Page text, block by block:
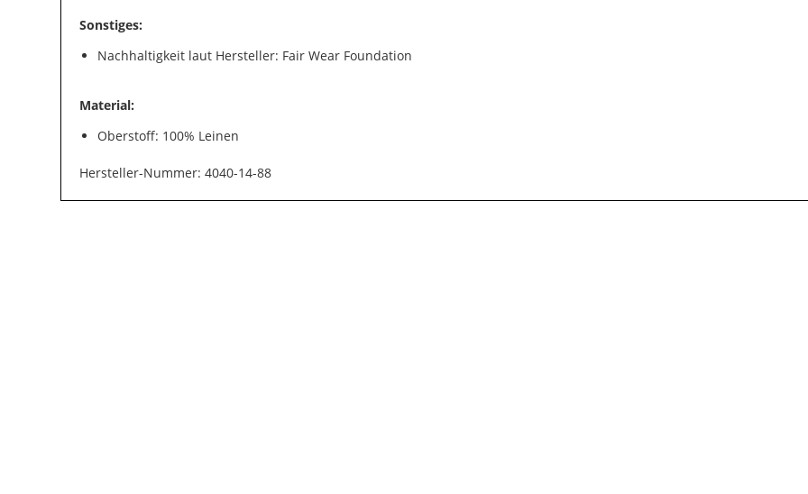
Sonstiges:
Nachhaltigkeit laut Hersteller: Fair Wear Foundation
Material:
Oberstoff: 100% Leinen
Hersteller-Nummer: 4040-14-88